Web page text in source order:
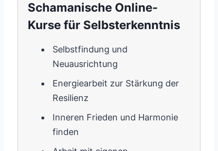
Schamanische Online-
Kurse für Selbsterkenntnis
Selbstfindung und
Neuausrichtung
Energiearbeit zur Stärkung der
Resilienz
Inneren Frieden und Harmonie
finden